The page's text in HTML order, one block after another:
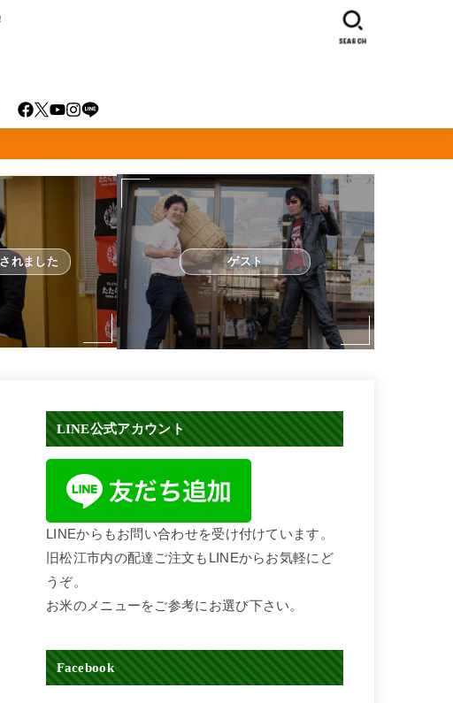
SEARCH
れました ゲスト
LINE公式アカウント
LINEからもお問い合わせを受け付けています。
旧松江市内の配達ご注文もLINEからお気軽にど
うぞ。
お米のメニューをご参考にお選び下さい。
Facebook